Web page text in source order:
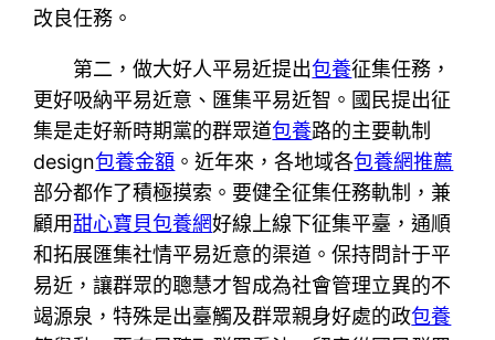
改良任務。
第二，做大好人平易近提出包養征集任務，
更好吸納平易近意、匯集平易近智。國民提出征
集是走好新時期黨的群眾道包養路的主要軌制
design包養金額 。近年來，各地域各包養網推薦
部分都作了積極摸索。要健全征集任務軌制，兼
顧用甜心寶貝包養網好線上線下征集平臺，通順
和拓展匯集社情平易近意的渠道。保持問計于平
易近，讓群眾的聰慧才智成為社會管理立異的不
竭源泉，特殊是出臺觸及群眾親身好處的政包養